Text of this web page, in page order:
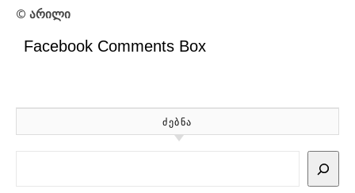
© არილი
Facebook Comments Box
ᲫᲔᲑᲜᲐ